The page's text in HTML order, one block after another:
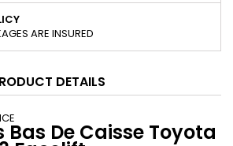
ARE INSURED
DETAILS
Bas De Caisse Toyota